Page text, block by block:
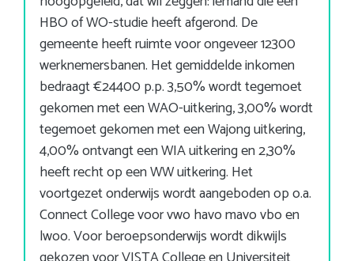
HBO of WO-studie heeft afgerond. De
gemeente heeft ruimte voor ongeveer 12300
werknemersbanen. Het gemiddelde inkomen
bedraagt €24400 p.p. 3,50% wordt tegemoet
gekomen met een WAO-uitkering, 3,00% wordt
tegemoet gekomen met een Wajong uitkering,
4,00% ontvangt een WIA uitkering en 2,30%
heeft recht op een WW uitkering. Het
voortgezet onderwijs wordt aangeboden op o.a.
Connect College voor vwo havo mavo vbo en
lwoo. Voor beroepsonderwijs wordt dikwijls